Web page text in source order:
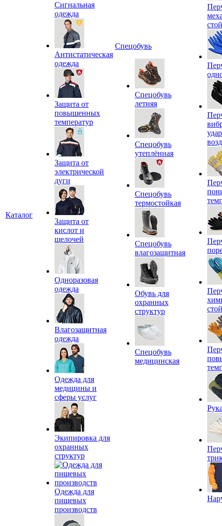
Каталог
Сигнальная
одежда
Антистатическая
одежда
Защита от
повышенных
температур
Защита от
электрической
дуги
Защита от
кислот и
щелочей
Одноразовая
одежда
Влагозащитная
одежда
Одежда для
медицины и
сферы услуг
Экипировка для
охранных
структур
Одежда для
пищевых
производств
Спецобувь
Спецобувь
летняя
Спецобувь
утеплённая
Спецобувь
термостойкая
Спецобувь
влагозащитная
Обувь для
охранных
структур
Спецобувь
медицинская